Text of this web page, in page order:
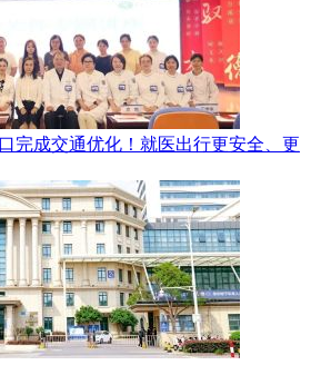
完成交通优化！就医出行更安全、更